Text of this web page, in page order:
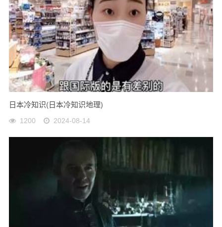
日本冷知识(日本冷知识地理)
1200 2024-08-14